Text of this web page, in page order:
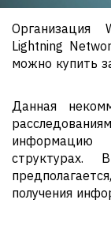
Организация
Lightning
можно купить
Данная
информацию
получения